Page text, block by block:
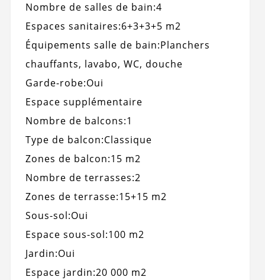
Nombre de salles de bain:4
Espaces sanitaires:6+3+3+5 m2
Équipements salle de bain:Planchers
chauffants, lavabo, WC, douche
Garde-robe:Oui
Espace supplémentaire
Nombre de balcons:1
Type de balcon:Classique
Zones de balcon:15 m2
Nombre de terrasses:2
Zones de terrasse:15+15 m2
Sous-sol:Oui
Espace sous-sol:100 m2
Jardin:Oui
Espace jardin:20 000 m2